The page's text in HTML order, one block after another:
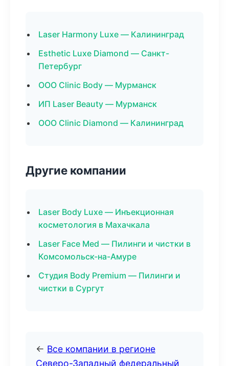
Laser Harmony Luxe — Калининград
Esthetic Luxe Diamond — Санкт-
Петербург
ООО Clinic Body — Мурманск
ИП Laser Beauty — Мурманск
ООО Clinic Diamond — Калининград
Другие компании
Laser Body Luxe — Инъекционная
косметология в Махачкала
Laser Face Med — Пилинги и чистки в
Комсомольск-на-Амуре
Студия Body Premium — Пилинги и
чистки в Сургут
← Все компании в регионе
Северо-Западный федеральный